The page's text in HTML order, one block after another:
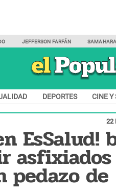
JEFFERSON FARFÁN
DEPORTES CINE Y
22
EsSalud!
pedazo de